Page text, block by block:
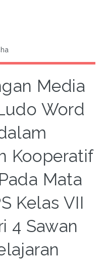
Media
Word
Kooperatif
Mata
Kelas VII
4 Sawan